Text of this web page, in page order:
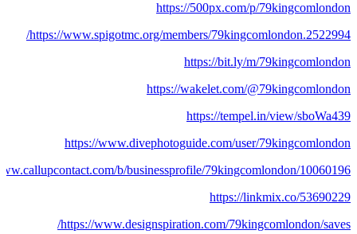
https://500px.com/p/79kingcomlondon
https://www.spigotmc.org/members/79kingcomlondon.2522994/
https://bit.ly/m/79kingcomlondon
https://wakelet.com/@79kingcomlondon
https://tempel.in/view/sboWa439
https://www.divephotoguide.com/user/79kingcomlondon
b/businessprofile/79kingcomlondon/10060196
https://linkmix.co/53690229
https://www.designspiration.com/79kingcomlondon/saves/